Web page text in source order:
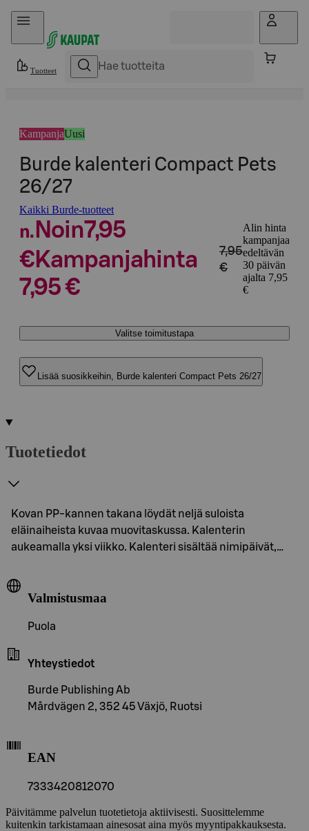
Hyppää sisältöön
Tuotteet
KampanjaUusi
Burde kalenteri Compact Pets
26/27
Kaikki Burde-tuotteet
n. Noin7,95
€Kampanjahinta
7,95 €
7,95
€
Alin hinta
kampanjaa
edeltävän
30 päivän
ajalta 7,95
€
Valitse toimitustapa
Lisää suosikkeihin, Burde kalenteri Compact Pets 26/27
Tuotetiedot
Kovan PP-kannen takana löydät neljä suloista
eläinaiheista kuvaa muovitaskussa. Kalenterin
aukeamalla yksi viikko. Kalenteri sisältää nimipäivät,…
Valmistusmaa
Puola
Yhteystiedot
Burde Publishing Ab
Mårdvägen 2, 352 45 Växjö, Ruotsi
EAN
7333420812070
Päivitämme palvelun tuotetietoja aktiivisesti. Suosittelemme
kuitenkin tarkistamaan ainesosat aina myös myyntipakkauksesta.